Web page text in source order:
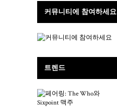
커뮤니티에 참여하세요
트렌드